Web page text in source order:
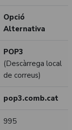
Opció
Alternativa
POP3
(Descàrrega local
de correus)
pop3.comb.cat
995